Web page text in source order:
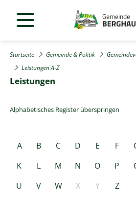
Startseite Gemeinde & Politik
Leistungen A-Z
Leistungen
Alphabetisches Register überspringen
A B C D E F
K
L M N O P
U
V W X Y Z